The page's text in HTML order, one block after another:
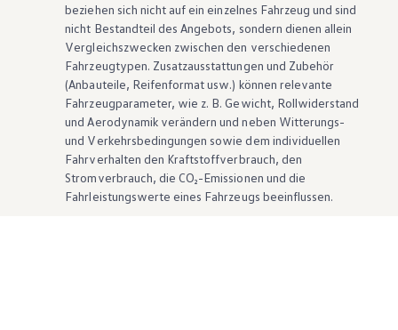
beziehen sich nicht auf ein einzelnes Fahrzeug und sind
nicht Bestandteil des Angebots, sondern dienen allein
Vergleichszwecken zwischen den verschiedenen
Fahrzeugtypen. Zusatzausstattungen und Zubehör
(Anbauteile, Reifenformat usw.) können relevante
Fahrzeugparameter, wie z. B. Gewicht, Rollwiderstand
und Aerodynamik verändern und neben Witterungs-
und Verkehrsbedingungen sowie dem individuellen
Fahrverhalten den Kraftstoffverbrauch, den
Stromverbrauch, die CO₂-Emissionen und die
Fahrleistungswerte eines Fahrzeugs beeinflussen.